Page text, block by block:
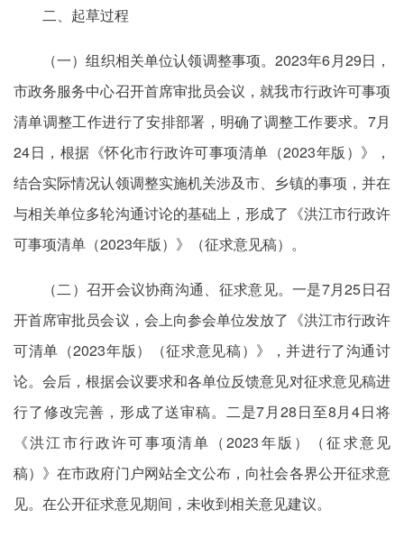
二、起草过程
（一）组织相关单位认领调整事项。2023年6月29日，
市政务服务中心召开首席审批员会议，就我市行政许可事项
清单调整工作进行了安排部署，明确了调整工作要求。7月
24日，根据《怀化市行政许可事项清单（2023年版）》，
结合实际情况认领调整实施机关涉及市、乡镇的事项，并在
与相关单位多轮沟通讨论的基础上，形成了《洪江市行政许
可事项清单（2023年版）》（征求意见稿）。
（二）召开会议协商沟通、征求意见。一是7月25日召
开首席审批员会议，会上向参会单位发放了《洪江市行政许
可清单（2023年版）（征求意见稿）》，并进行了沟通讨
论。会后，根据会议要求和各单位反馈意见对征求意见稿进
行了修改完善，形成了送审稿。二是7月28日至8月4日将
《洪江市行政许可事项清单（2023年版）（征求意见
稿）》在市政府门户网站全文公布，向社会各界公开征求意
见。在公开征求意见期间，未收到相关意见建议。